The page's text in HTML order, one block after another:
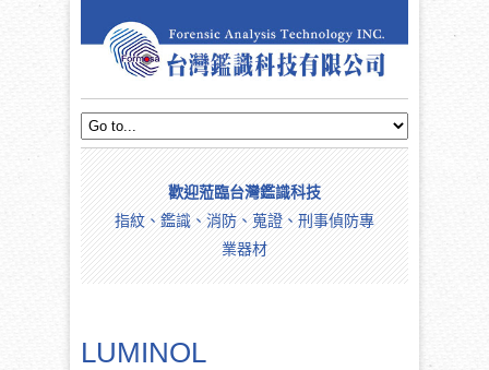
歡迎蒞臨台灣鑑識科技
指紋、鑑識、消防、蒐證、刑事偵防專
業器材
LUMINOL